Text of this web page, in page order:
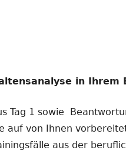
in Ihrem
Tag 1 sowie
auf von Ihnen
aus der